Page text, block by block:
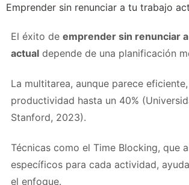
Emprender sin renunciar a tu trabajo
El éxito de emprender sin renunciar
actual depende de una planificación
La multitarea, aunque parece
productividad hasta un 40%
Stanford, 2023).
Técnicas como el Time Blocking, que
específicos para cada actividad,
el enfoque.